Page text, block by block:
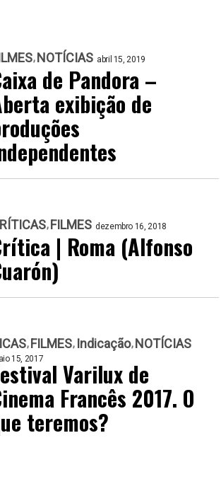
NOTÍCIAS abril 15, 2019
de Pandora –
exibição de
FILMES dezembro 16, 2018
| Roma (Alfonso
FILMES Indicação NOTÍCIAS
15, 2017 Varilux de
Francês 2017. O
teremos?